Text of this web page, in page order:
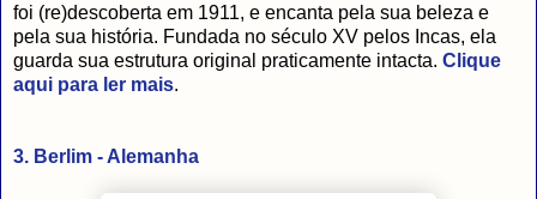
foi (re)descoberta em 1911, e encanta pela sua beleza e
pela sua história. Fundada no século XV pelos Incas, ela
guarda sua estrutura original praticamente intacta. Clique
aqui para ler mais.
3. Berlim - Alemanha